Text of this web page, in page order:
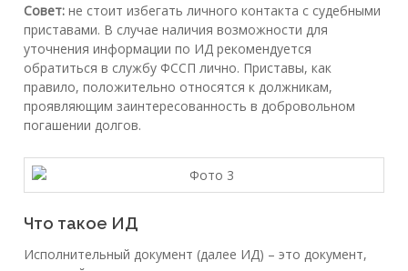
Совет: не стоит избегать личного контакта с судебными
приставами. В случае наличия возможности для
уточнения информации по ИД рекомендуется
обратиться в службу ФССП лично. Приставы, как
правило, положительно относятся к должникам,
проявляющим заинтересованность в добровольном
погашении долгов.
Что такое ИД
Исполнительный документ (далее ИД) – это документ,